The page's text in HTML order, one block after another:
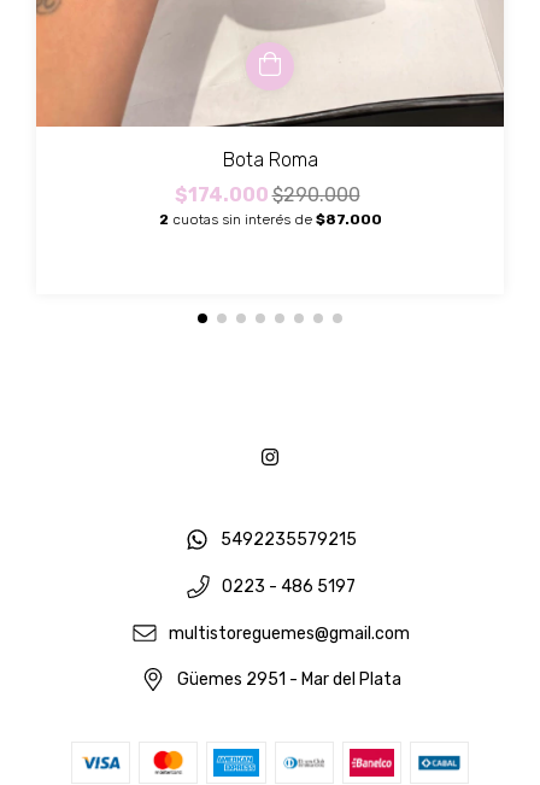
Bota Roma
$174.000$290.000
2 cuotas sin interés de $87.000
5492235579215
0223 - 486 5197
multistoreguemes@gmail.com
Güemes 2951 - Mar del Plata